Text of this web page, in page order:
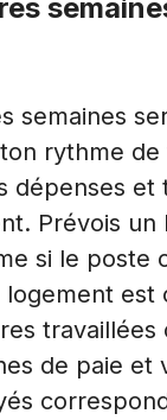
semaines
rythme de
dépenses et
Prévois un
si le poste
est
travaillées
de paie et